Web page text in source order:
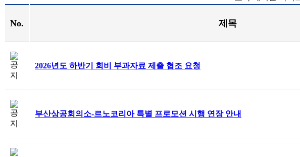
No. 제목
2026년도 하반기 회비 부과자료 제출 협조 요청
부산상공회의소-르노코리아 특별 프로모션 시행 연장 안내